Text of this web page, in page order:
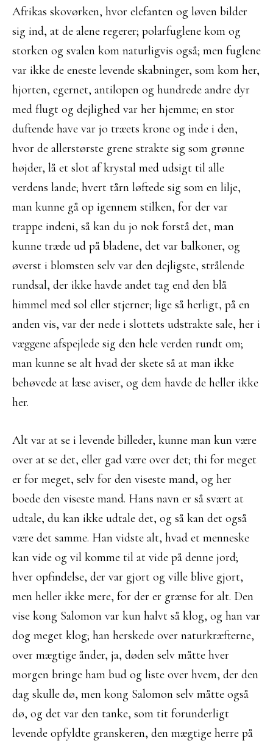
Afrikas skovørken, hvor elefanten og løven bilder
sig ind, at de alene regerer; polarfuglene kom og
storken og svalen kom naturligvis også; men fuglene
var ikke de eneste levende skabninger, som kom her,
hjorten, egernet, antilopen og hundrede andre dyr
med flugt og dejlighed var her hjemme; en stor
duftende have var jo træets krone og inde i den,
hvor de allerstørste grene strakte sig som grønne
højder, lå et slot af krystal med udsigt til alle
verdens lande; hvert tårn løftede sig som en lilje,
man kunne gå op igennem stilken, for der var
trappe indeni, så kan du jo nok forstå det, man
kunne træde ud på bladene, det var balkoner, og
øverst i blomsten selv var den dejligste, strålende
rundsal, der ikke havde andet tag end den blå
himmel med sol eller stjerner; lige så herligt, på en
anden vis, var der nede i slottets udstrakte sale, her i
væggene afspejlede sig den hele verden rundt om;
man kunne se alt hvad der skete så at man ikke
behøvede at læse aviser, og dem havde de heller ikke
her.
Alt var at se i levende billeder, kunne man kun være
over at se det, eller gad være over det; thi for meget
er for meget, selv for den viseste mand, og her
boede den viseste mand. Hans navn er så svært at
udtale, du kan ikke udtale det, og så kan det også
være det samme. Han vidste alt, hvad et menneske
kan vide og vil komme til at vide på denne jord;
hver opfindelse, der var gjort og ville blive gjort,
men heller ikke mere, for der er grænse for alt. Den
vise kong Salomon var kun halvt så klog, og han var
dog meget klog; han herskede over naturkræfterne,
over mægtige ånder, ja, døden selv måtte hver
morgen bringe ham bud og liste over hvem, der den
dag skulle dø, men kong Salomon selv måtte også
dø, og det var den tanke, som tit forunderligt
levende opfyldte granskeren, den mægtige herre på